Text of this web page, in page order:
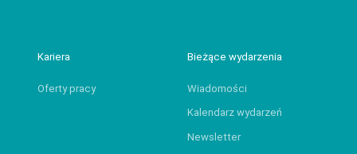
Kariera
Oferty pracy
Bieżące wydarzenia
Wiadomości
Kalendarz wydarzeń
Newsletter